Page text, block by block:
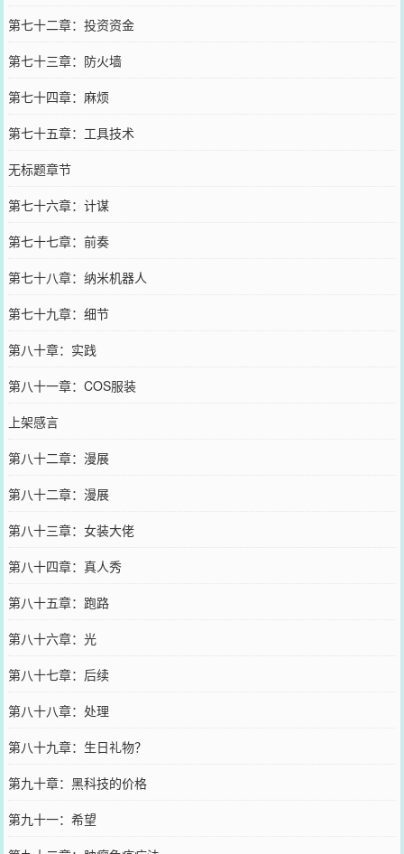
第七十二章：投资资金
第七十三章：防火墙
第七十四章：麻烦
第七十五章：工具技术
无标题章节
第七十六章：计谋
第七十七章：前奏
第七十八章：纳米机器人
第七十九章：细节
第八十章：实践
第八十一章：COS服装
上架感言
第八十二章：漫展
第八十二章：漫展
第八十三章：女装大佬
第八十四章：真人秀
第八十五章：跑路
第八十六章：光
第八十七章：后续
第八十八章：处理
第八十九章：生日礼物？
第九十章：黑科技的价格
第九十一：希望